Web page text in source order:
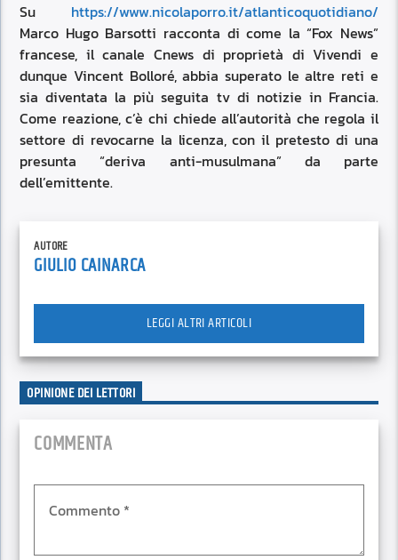
Su https://www.nicolaporro.it/atlanticoquotidiano/
Marco Hugo Barsotti racconta di come la “Fox News”
francese, il canale Cnews di proprietà di Vivendi e
dunque Vincent Bolloré, abbia superato le altre reti e
sia diventata la più seguita tv di notizie in Francia.
Come reazione, c’è chi chiede all’autorità che regola il
settore di revocarne la licenza, con il pretesto di una
presunta “deriva anti-musulmana” da parte
dell’emittente.
AUTORE
GIULIO CAINARCA
LEGGI ALTRI ARTICOLI
OPINIONE DEI LETTORI
COMMENTA